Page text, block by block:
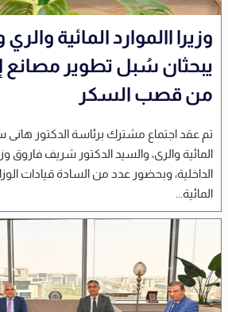
وزيرا االموارد المائية
يبحثان سُبل تطوير مصانع
من قصب السكر
تم عقد اجتماع مشترك برئاسة الدكتور هانى
المائية والرى، والسيد الدكتور شريف فاروق
الداخلية، وبحضور عدد من السادة قيادات
المائية...